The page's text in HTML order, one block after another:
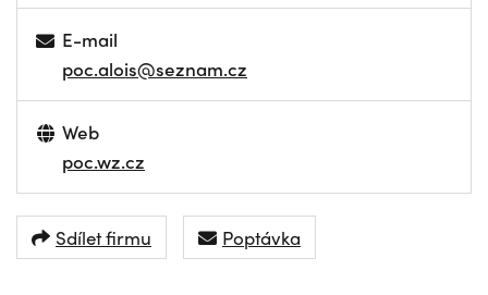
E-mail
poc.alois@seznam.cz
Web
poc.wz.cz
Sdílet firmu Poptávka